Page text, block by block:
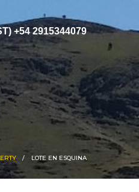
+54 2915344079
LOTE EN ESQUINA